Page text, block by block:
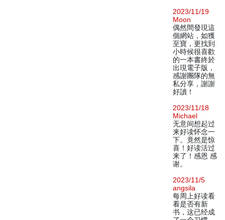
2023/11/19
Moon
偶然間發現這
個網站，如獲
至寶，更找到
小時候很喜歡
的一本書終於
出現電子版，
感謝團隊的無
私分享，謝謝
好讀！
2023/11/18
Michael
无意间想起过
来好读怀念一
下。竟然是惊
喜！好读活过
来了！感恩 感
谢。
2023/11/5
angsila
每周上好读看
看是否有新
书，这已经成